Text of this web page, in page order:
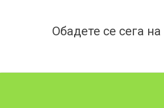
Обадете се сега на